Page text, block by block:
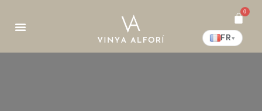
0
FR▾